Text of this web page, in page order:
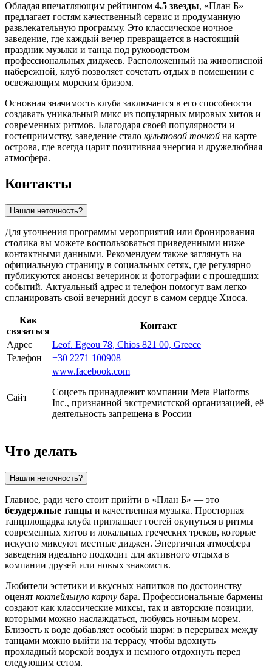
Обладая впечатляющим рейтингом 4.5 звезды, «План Б»
предлагает гостям качественный сервис и продуманную
развлекательную программу. Это классическое ночное
заведение, где каждый вечер превращается в настоящий
праздник музыки и танца под руководством
профессиональных диджеев. Расположенный на живописной
набережной, клуб позволяет сочетать отдых в помещении с
освежающим морским бризом.
Основная значимость клуба заключается в его способности
создавать уникальный микс из популярных мировых хитов и
современных ритмов. Благодаря своей популярности и
гостеприимству, заведение стало культовой точкой на карте
острова, где всегда царит позитивная энергия и дружелюбная
атмосфера.
Контакты
Нашли неточность?
Для уточнения программы мероприятий или бронирования
столика вы можете воспользоваться приведенными ниже
контактными данными. Рекомендуем также заглянуть на
официальную страницу в социальных сетях, где регулярно
публикуются анонсы вечеринок и фотографии с прошедших
событий. Актуальный адрес и телефон помогут вам легко
спланировать свой вечерний досуг в самом сердце Хиоса.
Как
связаться
Контакт
Адрес
Leof. Egeou 78, Chios 821 00, Greece
Телефон
+30 2271 100908
Сайт
www.facebook.com
Соцсеть принадлежит компании Meta Platforms
Inc., признанной экстремистской организацией, её
деятельность запрещена в России
Что делать
Нашли неточность?
Главное, ради чего стоит прийти в «План Б» — это
безудержные танцы и качественная музыка. Просторная
танцплощадка клуба приглашает гостей окунуться в ритмы
современных хитов и локальных греческих треков, которые
искусно миксуют местные диджеи. Энергичная атмосфера
заведения идеально подходит для активного отдыха в
компании друзей или новых знакомств.
Любители эстетики и вкусных напитков по достоинству
оценят коктейльную карту бара. Профессиональные бармены
создают как классические миксы, так и авторские позиции,
которыми можно наслаждаться, любуясь ночным морем.
Близость к воде добавляет особый шарм: в перерывах между
танцами можно выйти на террасу, чтобы вдохнуть
прохладный морской воздух и немного отдохнуть перед
следующим сетом.